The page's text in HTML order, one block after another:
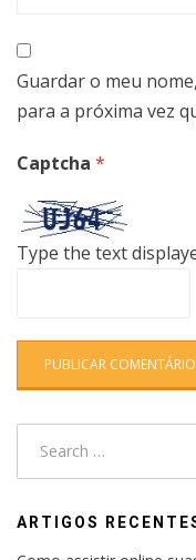
Guardar o meu
para a próxima vez
Captcha *
Type the text
ARTIGOS